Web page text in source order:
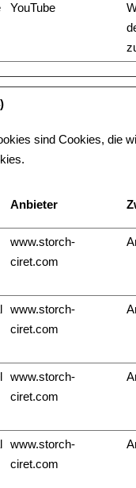
YouTube
sind Cookies, die
Anbieter
www.storch-
ciret.com
www.storch-
ciret.com
www.storch-
ciret.com
www.storch-
ciret.com